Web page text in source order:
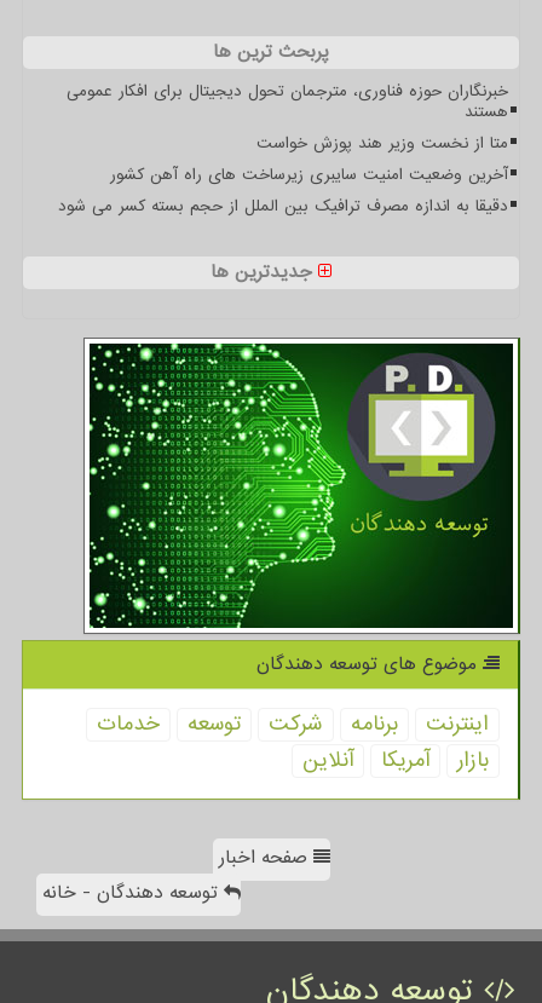
پربحث ترین ها
خبرنگاران حوزه فناوری، مترجمان تحول دیجیتال برای افکار عمومی
هستند
متا از نخست وزیر هند پوزش خواست
آخرین وضعیت امنیت سایبری زیرساخت های راه آهن کشور
دقیقا به اندازه مصرف ترافیک بین الملل از حجم بسته کسر می شود
جدیدترین ها
موضوع های توسعه دهندگان
اینترنت برنامه شركت توسعه
خدمات
بازار
آمریكا آنلاین
صفحه اخبار
توسعه دهندگان - خانه
توسعه دهندگان